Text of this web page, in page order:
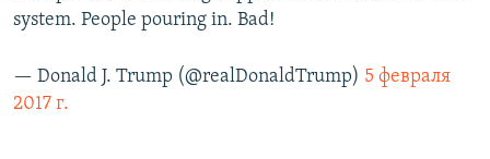
system. People pouring in. Bad!
— Donald J. Trump (@realDonaldTrump) 5 февраля
2017 г.